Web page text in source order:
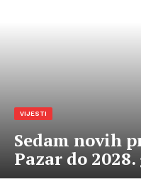
VIJESTI
Sedam novih
Pazar do